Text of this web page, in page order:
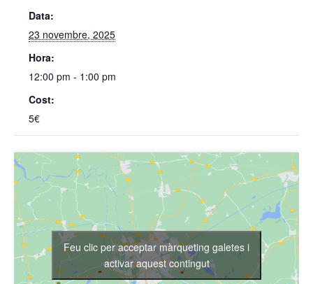
Data:
23 novembre, 2025
Hora:
12:00 pm - 1:00 pm
Cost:
5€
Feu clic per acceptar màrqueting galetes i
activar aquest contingut